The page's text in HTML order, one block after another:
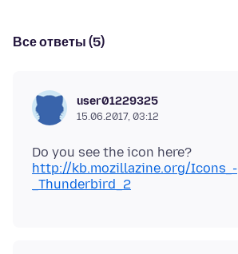
Все ответы (5)
user01229325
15.06.2017, 03:12
http://kb.mozillazine.org/Icons_-
_Thunderbird_2